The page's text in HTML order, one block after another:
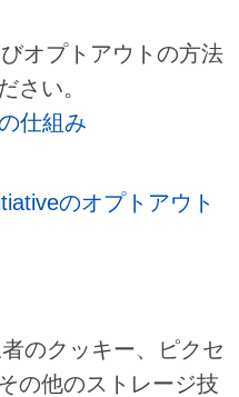
オプトアウトの方法
さい。
仕組み
のオプトアウト
のクッキー、ピクセ
の他のストレージ技